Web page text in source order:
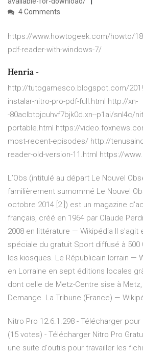
4 Comments
https://www.howtogeek.com/howto/
pdf-reader-with-windows-7/
Henria -
http://tutogamesco.blogspot.com/
instalar-nitro-pro-pdf-full.html http://xn-
-80aclbtpjcuhvf7bjk0d.xn--p1ai/snl4c/
portable.html https://
most-recent-episodes/ http://
reader-old-version-11.html https://
L’Obs (intitulé au départ Le Nouvel
familièrement surnommé Le Nouvel
octobre 2014 [2 ]) est un magazine
français, créé en 1964 par Claude
2008 en littérature — Wikipédia Il s'agit
spéciale du gratuit Sport diffusé à 500
les kiosques. Le Républicain lorrain —
en Lorraine en sept éditions locales
dont celle de Metz-Centre sise à
Demange. La Tribune (France) —
Nitro Pro 12.6.1.298 - Télécharger
(15 votes) - Télécharger Nitro Pro
une suite d'outils pour travailler les